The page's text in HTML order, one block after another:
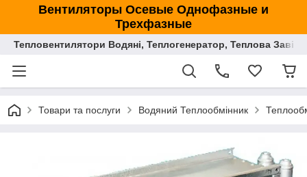
Вентиляторы Осевые Однофазные и
Трехфазные
Тепловентилятори Водяні, Теплогенератор, Теплова
Товари та послуги Водяний Теплообмінник